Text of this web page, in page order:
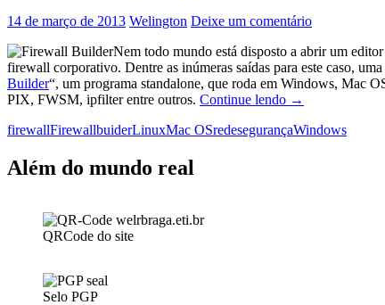
14 de março de 2013 Welington Deixe um comentário
Nem todo mundo está disposto a abrir um
firewall corporativo. Dentre as inúmeras saídas para este caso,
Builder“, um programa standalone, que roda em Windows, Mac
PIX, FWSM, ipfilter entre outros. Continue lendo Construindo
seguros
→
firewallFirewallbuiderLinuxMac OSredesegurançaWindows
Além do mundo real
QRCode do site
Selo PGP